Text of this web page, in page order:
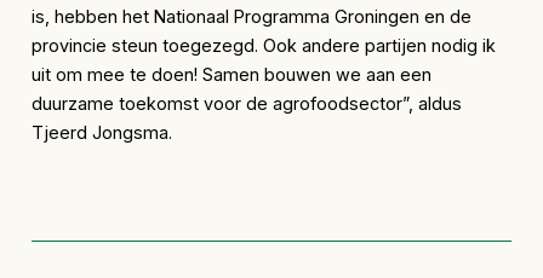
is, hebben het Nationaal Programma Groningen en de
provincie steun toegezegd. Ook andere partijen nodig ik
uit om mee te doen! Samen bouwen we aan een
duurzame toekomst voor de agrofoodsector”, aldus
Tjeerd Jongsma.